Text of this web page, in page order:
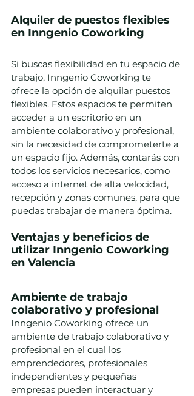
Alquiler de puestos flexibles
en Inngenio Coworking
Si buscas flexibilidad en tu espacio de
trabajo, Inngenio Coworking te
ofrece la opción de alquilar puestos
flexibles. Estos espacios te permiten
acceder a un escritorio en un
ambiente colaborativo y profesional,
sin la necesidad de comprometerte a
un espacio fijo. Además, contarás con
todos los servicios necesarios, como
acceso a internet de alta velocidad,
recepción y zonas comunes, para que
puedas trabajar de manera óptima.
Ventajas y beneficios de
utilizar Inngenio Coworking
en Valencia
Ambiente de trabajo
colaborativo y profesional
Inngenio Coworking ofrece un
ambiente de trabajo colaborativo y
profesional en el cual los
emprendedores, profesionales
independientes y pequeñas
empresas pueden interactuar y